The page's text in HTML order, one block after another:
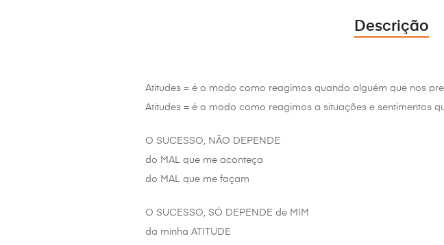
Descrição
Atitudes = é o modo como reagimos quando alguém que nos
Atitudes = é o modo como reagimos a situações e sentimentos
O SUCESSO, NÃO DEPENDE
do MAL que me aconteça
do MAL que me façam
O SUCESSO, SÓ DEPENDE de MIM
da minha ATITUDE